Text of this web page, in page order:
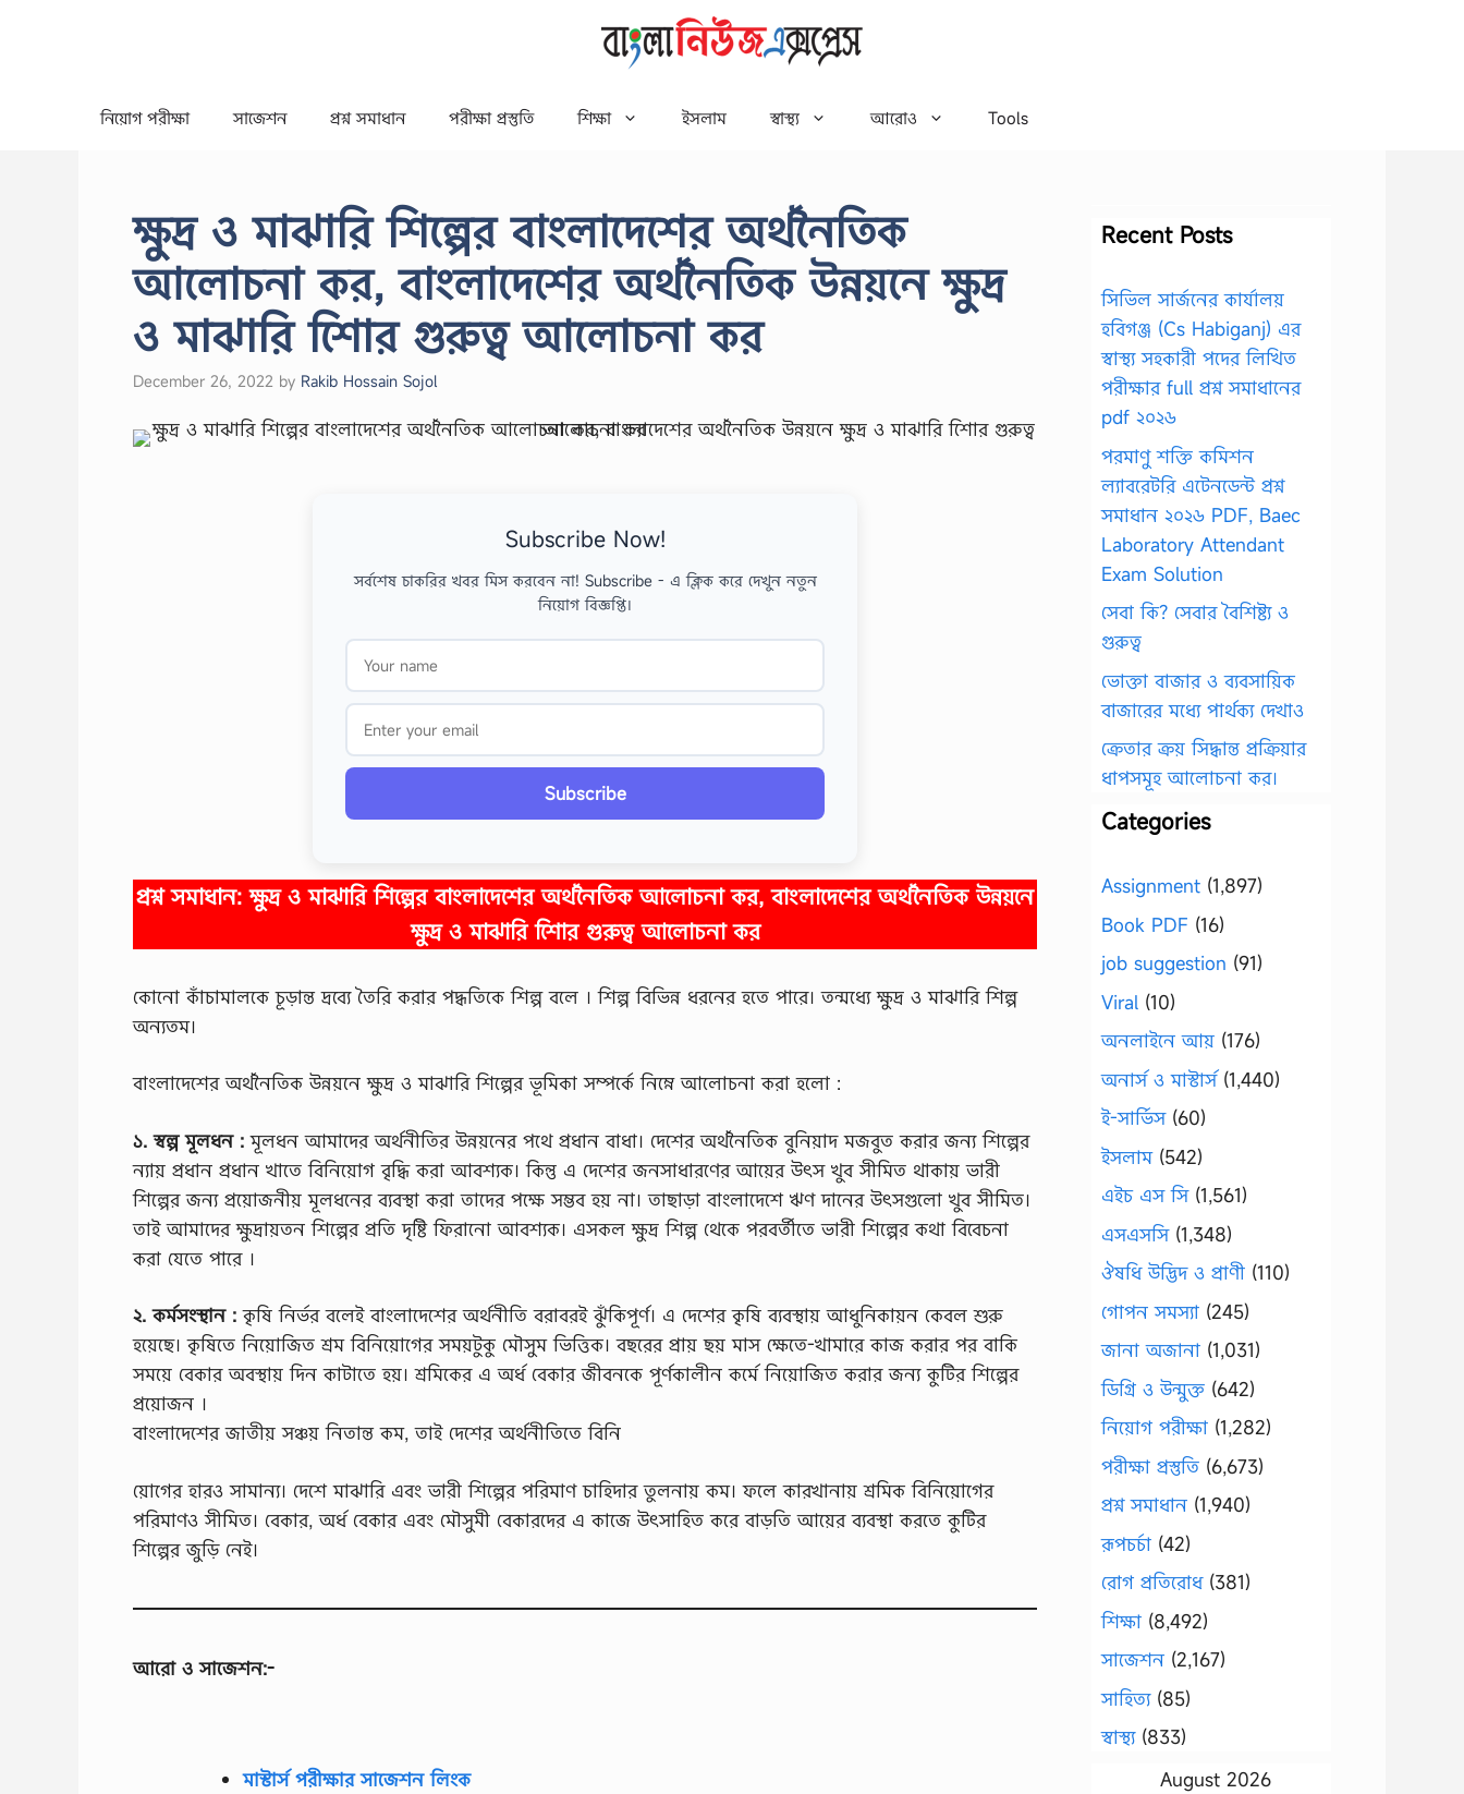
নিয়োগ পরীক্ষা সাজেশন প্রশ্ন সমাধান পরীক্ষা প্রস্তুতি শিক্ষা ইসলাম স্বাস্থ্য আরোও Tools
ক্ষুদ্র ও মাঝারি শিল্পের বাংলাদেশের অর্থনৈতিক
আলোচনা কর, বাংলাদেশের অর্থনৈতিক উন্নয়নে ক্ষুদ্র
ও মাঝারি শিাের গুরুত্ব আলোচনা কর
December 26, 2022 by Rakib Hossain Sojol
Subscribe Now!
সর্বশেষ চাকরির খবর মিস করবেন না! Subscribe - এ ক্লিক করে দেখুন নতুন
নিয়োগ বিজ্ঞপ্তি।
Subscribe
প্রশ্ন সমাধান: ক্ষুদ্র ও মাঝারি শিল্পের বাংলাদেশের অর্থনৈতিক আলোচনা কর, বাংলাদেশের অর্থনৈতিক উন্নয়নে
ক্ষুদ্র ও মাঝারি শিাের গুরুত্ব আলোচনা কর
কোনো কাঁচামালকে চূড়ান্ত দ্রব্যে তৈরি করার পদ্ধতিকে শিল্প বলে । শিল্প বিভিন্ন ধরনের হতে পারে। তন্মধ্যে ক্ষুদ্র ও মাঝারি শিল্প
অন্যতম।
বাংলাদেশের অর্থনৈতিক উন্নয়নে ক্ষুদ্র ও মাঝারি শিল্পের ভূমিকা সম্পর্কে নিম্নে আলোচনা করা হলো :
১. স্বল্প মূলধন :মূলধন আমাদের অর্থনীতির উন্নয়নের পথে প্রধান বাধা। দেশের অর্থনৈতিক বুনিয়াদ মজবুত করার জন্য শিল্পের
ন্যায় প্রধান প্রধান খাতে বিনিয়োগ বৃদ্ধি করা আবশ্যক। কিন্তু এ দেশের জনসাধারণের আয়ের উৎস খুব সীমিত থাকায় ভারী
শিল্পের জন্য প্রয়োজনীয় মূলধনের ব্যবস্থা করা তাদের পক্ষে সম্ভব হয় না। তাছাড়া বাংলাদেশে ঋণ দানের উৎসগুলো খুব সীমিত।
তাই আমাদের ক্ষুদ্রায়তন শিল্পের প্রতি দৃষ্টি ফিরানো আবশ্যক। এসকল ক্ষুদ্র শিল্প থেকে পরবর্তীতে ভারী শিল্পের কথা বিবেচনা
করা যেতে পারে ।
২. কর্মসংস্থান :কৃষি নির্ভর বলেই বাংলাদেশের অর্থনীতি বরাবরই ঝুঁকিপূর্ণ। এ দেশের কৃষি ব্যবস্থায় আধুনিকায়ন কেবল শুরু
হয়েছে। কৃষিতে নিয়োজিত শ্রম বিনিয়োগের সময়টুকু মৌসুম ভিত্তিক। বছরের প্রায় ছয় মাস ক্ষেতে-খামারে কাজ করার পর বাকি
সময়ে বেকার অবস্থায় দিন কাটাতে হয়। শ্রমিকের এ অর্ধ বেকার জীবনকে পূর্ণকালীন কর্মে নিয়োজিত করার জন্য কুটির শিল্পের
প্রয়োজন ।
বাংলাদেশের জাতীয় সঞ্চয় নিতান্ত কম, তাই দেশের অর্থনীতিতে বিনি
য়োগের হারও সামান্য। দেশে মাঝারি এবং ভারী শিল্পের পরিমাণ চাহিদার তুলনায় কম। ফলে কারখানায় শ্রমিক বিনিয়োগের
পরিমাণও সীমিত। বেকার, অর্ধ বেকার এবং মৌসুমী বেকারদের এ কাজে উৎসাহিত করে বাড়তি আয়ের ব্যবস্থা করতে কুটির
শিল্পের জুড়ি নেই।
আরো ও সাজেশন:-
মাস্টার্স পরীক্ষার সাজেশন লিংক
Recent Posts
সিভিল সার্জনের কার্যালয়
হবিগঞ্জ (Cs Habiganj) এর
স্বাস্থ্য সহকারী পদের লিখিত
পরীক্ষার full প্রশ্ন সমাধানের
pdf ২০২৬
পরমাণু শক্তি কমিশন
ল্যাবরেটরি এটেনডেন্ট প্রশ্ন
সমাধান ২০২৬ PDF, Baec
Laboratory Attendant
Exam Solution
সেবা কি? সেবার বৈশিষ্ট্য ও
গুরুত্ব
ভোক্তা বাজার ও ব্যবসায়িক
বাজারের মধ্যে পার্থক্য দেখাও
ক্রেতার ক্রয় সিদ্ধান্ত প্রক্রিয়ার
ধাপসমূহ আলোচনা কর।
Categories
Assignment (1,897)
Book PDF (16)
job suggestion (91)
Viral (10)
অনলাইনে আয় (176)
অনার্স ও মাস্টার্স(1,440)
ই-সার্ভিস(60)
ইসলাম(542)
এইচ এস সি(1,561)
এসএসসি(1,348)
ঔষধি উদ্ভিদ ও প্রাণী (110)
গোপন সমস্যা (245)
জানা অজানা (1,031)
ডিগ্রি ও উন্মুক্ত (642)
নিয়োগ পরীক্ষা (1,282)
পরীক্ষা প্রস্তুতি (6,673)
প্রশ্ন সমাধান (1,940)
রূপচর্চা (42)
রোগ প্রতিরোধ(381)
শিক্ষা (8,492)
সাজেশন (2,167)
সাহিত্য(85)
স্বাস্থ্য(833)
August 2026